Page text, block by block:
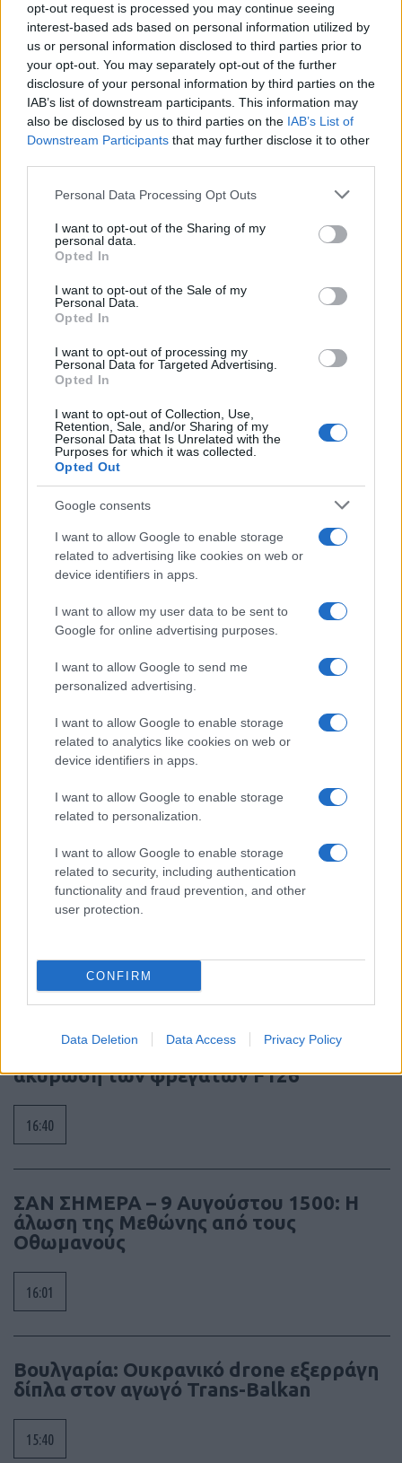
opt-out request is processed you may continue seeing
interest-based ads based on personal information utilized by
us or personal information disclosed to third parties prior to
your opt-out. You may separately opt-out of the further
disclosure of your personal information by third parties on the
IAB’s list of downstream participants. This information may
also be disclosed by us to third parties on the IAB’s List of
Downstream Participants that may further disclose it to other
Please note that this website/app uses one or more Google
not limited to your visit or usage behaviour. You may click to
grant or deny consent to Google and its third-party tags to
use your data for below specified purposes in below Google
consent section.
Personal Data Processing Opt Outs
I want to opt-out of the Sharing of my
personal data.
Opted In
I want to opt-out of the Sale of my
Personal Data.
Opted In
I want to opt-out of processing my
Personal Data for Targeted Advertising.
Opted In
I want to opt-out of Collection, Use,
Retention, Sale, and/or Sharing of my
Personal Data that Is Unrelated with the
Purposes for which it was collected.
Opted Out
Google consents
I want to allow Google to enable storage
related to advertising like cookies on web or
device identifiers in apps.
I want to allow my user data to be sent to
Google for online advertising purposes.
I want to allow Google to send me
personalized advertising.
I want to allow Google to enable storage
related to analytics like cookies on web or
device identifiers in apps.
I want to allow Google to enable storage
related to personalization.
I want to allow Google to enable storage
related to security, including authentication
functionality and fraud prevention, and other
user protection.
CONFIRM
Data Deletion Data Access Privacy Policy
Ροή Ειδήσεων
Βιντεοσκοπημένο υλικό με τον
Μοτζτάμπα Χαμενεΐ θα δημοσιοποιηθεί
στο μέλλον
17:01
Rheinmetall: Μείωση €300 εκατ. στην
ακύρωση των φρεγατών F126
16:40
ΣΑΝ ΣΗΜΕΡΑ – 9 Αυγούστου 1500: Η
άλωση της Μεθώνης από τους
Οθωμανούς
16:01
Βουλγαρία: Ουκρανικό drone εξερράγη
δίπλα στον αγωγό Trans-Balkan
15:40
jimeta(@jimeta)
Active Member
30 Δεκεμβρίου 2022 12:05
#470531
Το σκίσαμε πάλι το καλσόν, εφόσον «Η Ελλάδα ούτε εκφοβίζεται
ούτε τρομοκρατείται» κάντε απο προχθές τα 12 μίλια να δούμε
πόσα απίδια πιάνει ο σάκος εμείς και τα μεμέτια, ψευτομαγκιές
για κατανάλωση για το πόπολο.
2
Xenofon(@xenofon)
Member
4 Ιανουαρίου 2023 23:06
σε δήλωσή του ……..
Reply